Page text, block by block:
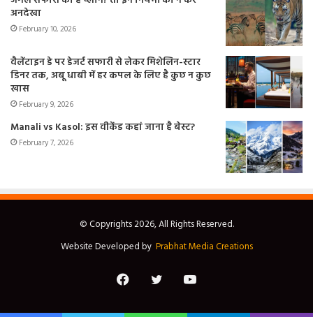
अनदेखा
February 10, 2026
वैलेंटाइन डे पर डेजर्ट सफारी से लेकर मिशेलिन-स्टार
डिनर तक, अबू धाबी में हर कपल के लिए है कुछ न कुछ
खास
February 9, 2026
Manali vs Kasol: इस वीकेंड कहां जाना है बेस्ट?
February 7, 2026
© Copyrights 2026, All Rights Reserved.
Website Developed by Prabhat Media Creations
FacebookTwitterYouTube